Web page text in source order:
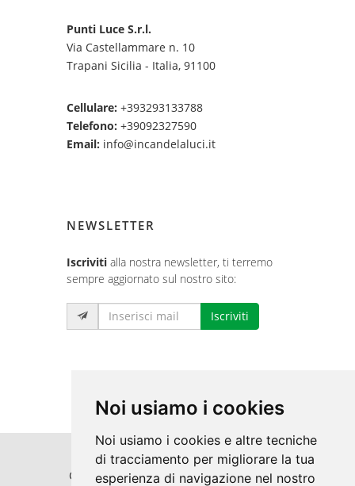
Noi usiamo i cookies
Noi usiamo i cookies e altre tecniche
di tracciamento per migliorare la tua
esperienza di navigazione nel nostro
Punti Luce S.r.l.
Via Castellammare n. 10
Trapani Sicilia - Italia, 91100
Cellulare: +393293133788
Telefono: +39092327590
Email: info@incandelaluci.it
NEWSLETTER
Iscriviti alla nostra newsletter, ti terremo
sempre aggiornato sul nostro sito:
Iscriviti
Copyrights © 2026 Punti Luce S.r.l. Tutti i